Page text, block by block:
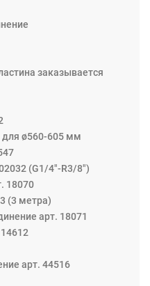
заказывается
для ø560-605 мм
(G1/4"-R3/8")
18070
(3 метра)
арт. 18071
арт. 44516